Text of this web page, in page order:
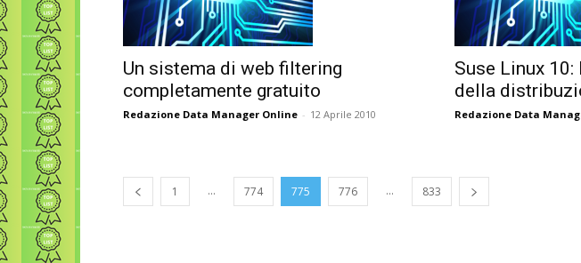
Un sistema di web filtering
completamente gratuito
Redazione Data Manager Online - 12 Aprile 2010
Suse Linux 10:
della
Redazione Data
1 ... 774 775 776 ... 833